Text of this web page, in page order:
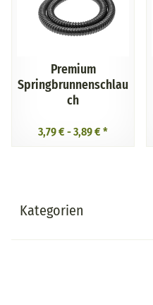
Premium
Springbrunnenschlau
ch
3,79 € -3,89 € *
Kategorien